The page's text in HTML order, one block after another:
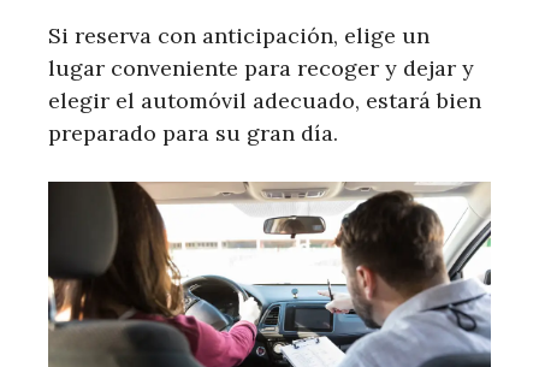
Si reserva con anticipación, elige un
lugar conveniente para recoger y dejar y
elegir el automóvil adecuado, estará bien
preparado para su gran día.